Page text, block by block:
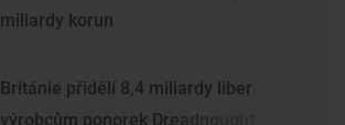
miliardy korun
Británie přidělí 8,4 miliardy liber
výrobcům ponorek Dreadnought